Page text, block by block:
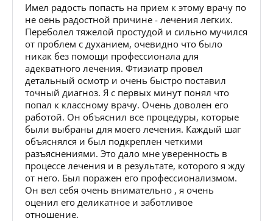
Имел радость попасть на прием к этому врачу по
не оень радостной причине - лечения легких.
Переболел тяжелой простудой и сильно мучился
от проблем с духанием, очевидно что было
никак без помощи профессионала для
адекватного лечения. Фтизиатр провел
детальный осмотр и очень быстро поставил
точный диагноз. Я с первых минут понял что
попал к классному врачу. Очень доволен его
работой. Он объяснил все процедуры, которые
были выбраны для моего лечения. Каждый шаг
объяснялся и был подкреплен четкими
разъяснениями. Это дало мне уверенность в
процессе лечения и в результате, которого я жду
от него. Был поражен его профессионализмом.
Он вел себя очень внимательно , я очень
оценил его деликатное и заботливое
отношение.